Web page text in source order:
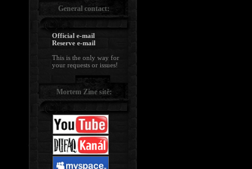
General contact:
Official e-mail
Reserve e-mail
This is the only way for
your requests or issues!
Mortem Zine sítě: